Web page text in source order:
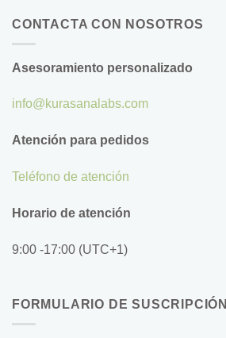
CONTACTA CON NOSOTROS
Asesoramiento personalizado
info@kurasanalabs.com
Atención para pedidos
Teléfono de atención
Horario de atención
9:00 -17:00 (UTC+1)
FORMULARIO DE SUSCRIPCIÓN